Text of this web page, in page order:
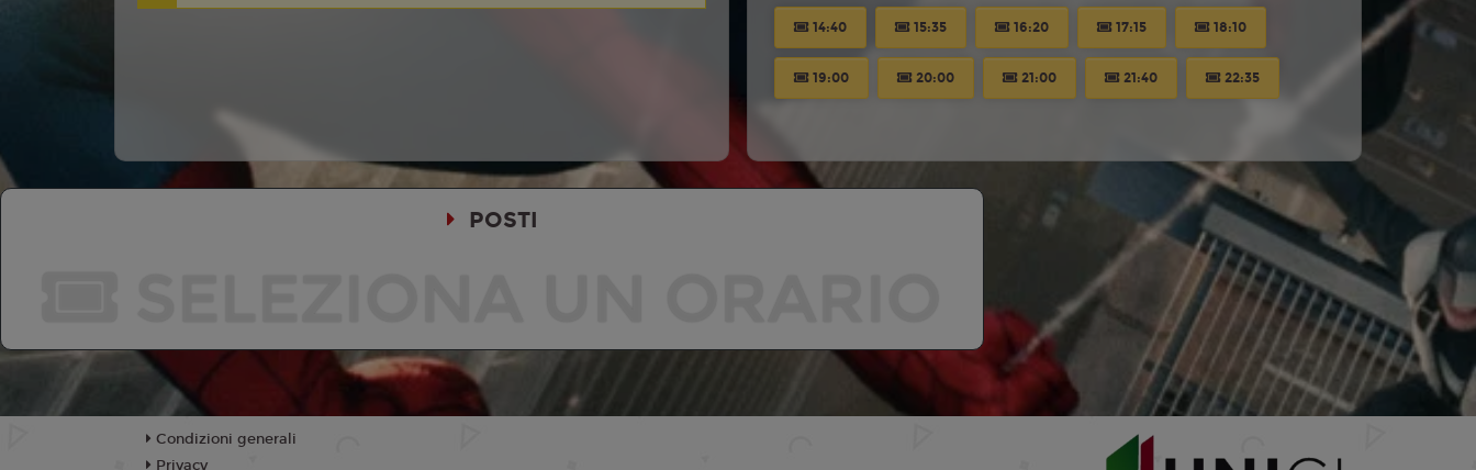
14:40 15:35 16:20 17:15 18:10
19:00 20:00 21:00 21:40 22:35
POSTI
Condizioni generali
Privacy